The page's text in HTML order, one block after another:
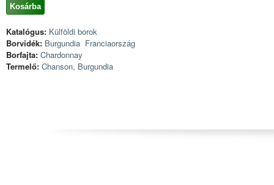
Katalógus: Külföldi borok
Borvidék: Burgundia Franciaország
Borfajta: Chardonnay
Termelő: Chanson, Burgundia